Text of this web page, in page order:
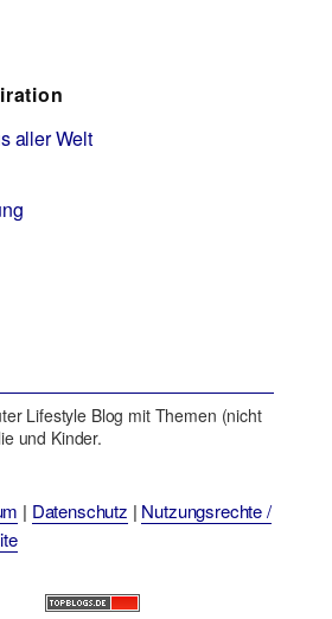
aller Welt
Lifestyle Blog mit Themen (nicht
und Kinder.
| Datenschutz | Nutzungsrechte /